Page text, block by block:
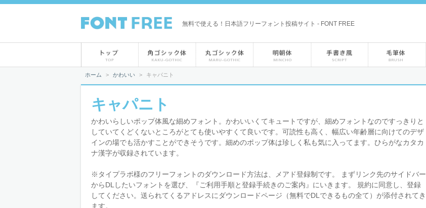
無料で使える！日本語フリーフォント投稿サイト - FONT FREE
ホーム > かわいい > キャパニト
キャパニト
かわいらしいポップ体風な細めフォント。かわいいくてキュートですが、細めフォントなのですっきりと
していてくどくないところがとても使いやすくて良いです。可読性も高く、幅広い年齢層に向けてのデザ
インの場でも活かすことができそうです。細めのポップ体は珍しく私も気に入ってます。ひらがなカタカ
ナ漢字が収録されています。
※タイプラボ様のフリーフォントのダウンロード方法は、メアド登録制です。 まずリンク先のサイドバー
からDLしたいフォントを選び、『ご利用手順と登録手続きのご案内』にいきます。 規約に同意し、登録
してください。送られてくるアドレスにダウンロードページ（無料でDLできるもの全て）が添付されてき
ます。